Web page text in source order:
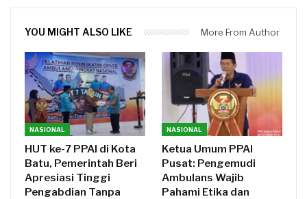
YOU MIGHT ALSO LIKE More From Author
NASIONAL
HUT ke-7 PPAI di Kota
Batu, Pemerintah Beri
Apresiasi Tinggi
Pengabdian Tanpa
NASIONAL
Ketua Umum PPAI
Pusat: Pengemudi
Ambulans Wajib
Pahami Etika dan